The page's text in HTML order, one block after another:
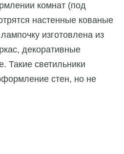
комнат (под
настенные кованые
изготовлена из
декоративные
Такие светильники
стен, но не